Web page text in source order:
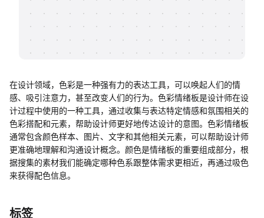
在设计领域，色彩是一种强有力的表达工具，可以唤起人们的情
感、吸引注意力，甚至改变人们的行为。色彩情绪板是设计师在设
计过程中使用的一种工具，通过收集与表达特定情感和氛围相关的
色彩搭配和元素，帮助设计师更好地传达设计的意图。色彩情绪板
通常包含颜色样本、图片、文字和其他相关元素，可以帮助设计师
更准确地理解和沟通设计概念。颜色是情绪板的重要组成部分，根
据搜集的素材我们能确定哪种色系跟整体需求更相近，再通过吸色
来获得配色信息。
标签